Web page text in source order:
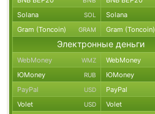
Solana SOL Solana
Gram (Toncoin) GRAM Gram (Toncoin)
Электронные деньги
WebMoney WMZ WebMoney
ЮMoney RUB ЮMoney
PayPal USD PayPal
Volet USD Volet